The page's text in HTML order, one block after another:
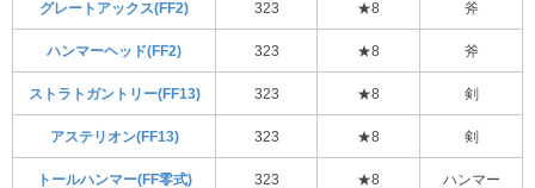
グレートアックス(FF2) 323 ★8 斧
ハンマーヘッド(FF2) 323 ★8 斧
ストラトガントリー(FF13) 323 ★8 剣
アステリオン(FF13) 323 ★8 剣
トールハンマー(FF零式) 323 ★8 ハンマー